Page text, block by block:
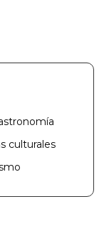
culturales